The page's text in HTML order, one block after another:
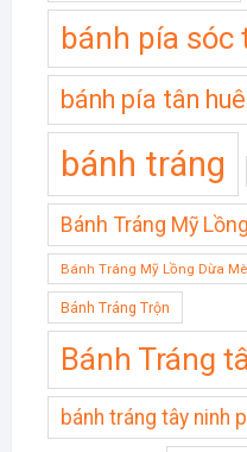
bánh pía sóc
bánh pía tân
bánh tráng
Bánh Tráng Mỹ Lồng
Bánh Tráng Mỹ Lồng Dừa Mè
Bánh Tráng Trộn
Bánh Tráng
bánh tráng tây ninh